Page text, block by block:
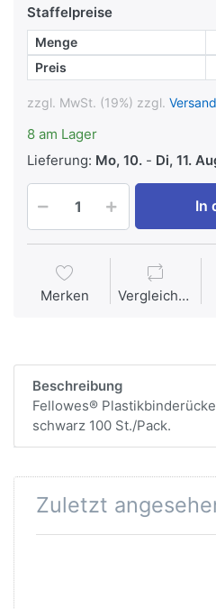
Staffelpreise
Menge
Preis
zzgl. MwSt. (19%) zzgl.
8 am Lager
Lieferung: Mo, 10. - Di, 11.
In
Merken Vergleichen
Beschreibung
Fellowes®
schwarz 100 St./Pack.
Zuletzt